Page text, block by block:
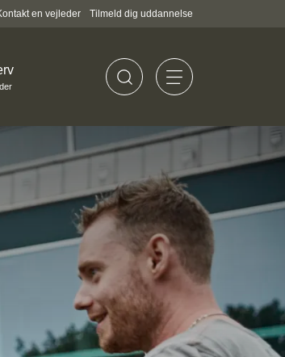
en vejleder Tilmeld dig uddannelse